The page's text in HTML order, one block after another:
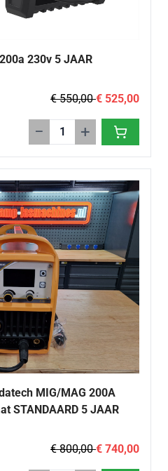
230v 5 JAAR
€ 550,00€ 525,00
− +
MIG/MAG 200A
STANDAARD 5 JAAR
€ 800,00€ 740,00